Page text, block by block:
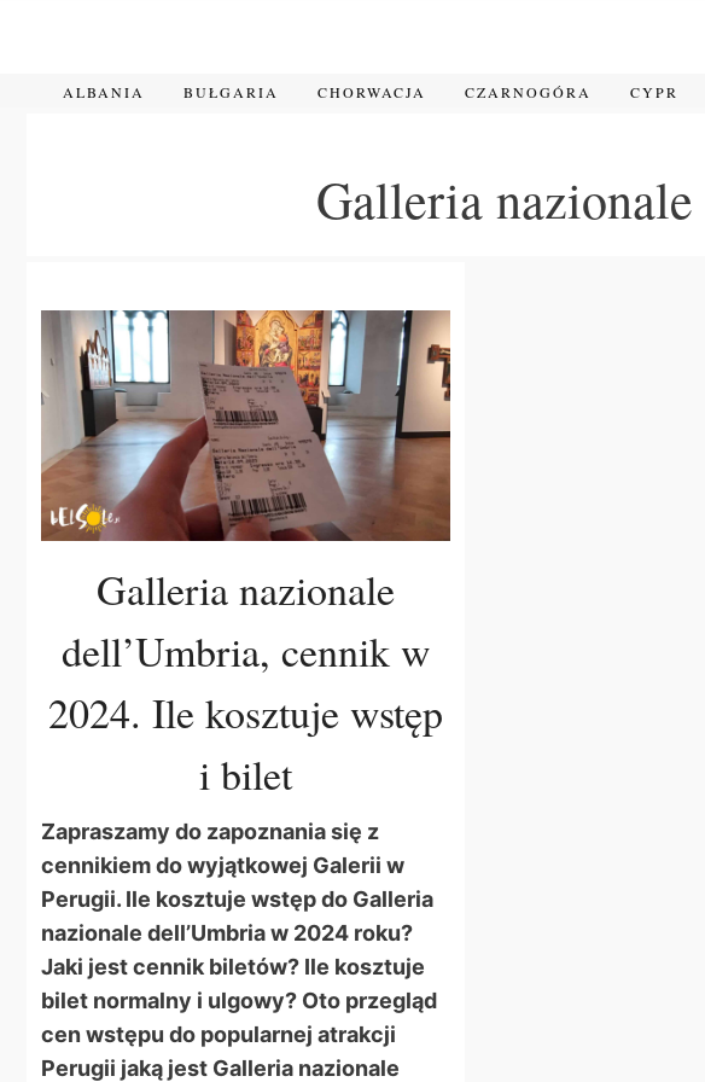
ALBANIA BUŁGARIA CHORWACJA CZARNOGÓRA CYPR
Galleria
Galleria nazionale
dell’Umbria, cennik w
2024. Ile kosztuje wstęp
i bilet
Zapraszamy do zapoznania się z
cennikiem do wyjątkowej Galerii w
Perugii. Ile kosztuje wstęp do Galleria
nazionale dell’Umbria w 2024 roku?
Jaki jest cennik biletów? Ile kosztuje
bilet normalny i ulgowy? Oto przegląd
cen wstępu do popularnej atrakcji
Perugii jaką jest Galleria nazionale